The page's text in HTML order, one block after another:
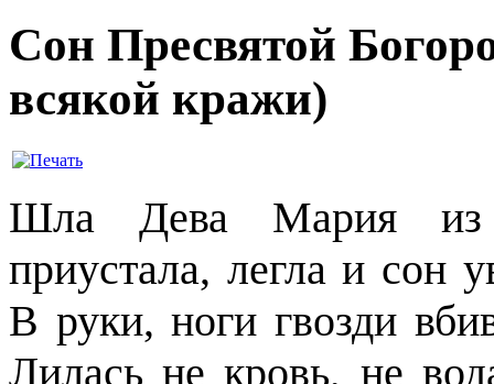
Сон Пресвятой
всякой кражи)
Шла Дева Мария из
приустала, легла и сон
В руки, ноги гвозди
Лилась не кровь, не